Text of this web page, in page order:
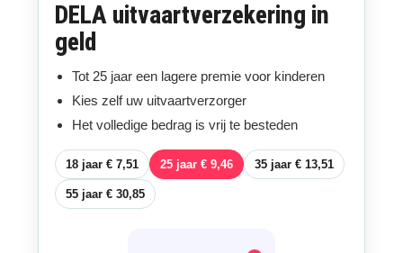
DELA uitvaartverzekering in
geld
Tot 25 jaar een lagere premie voor kinderen
Kies zelf uw uitvaartverzorger
Het volledige bedrag is vrij te besteden
18 jaar € 7,51 25 jaar € 9,46 35 jaar € 13,51
55 jaar € 30,85